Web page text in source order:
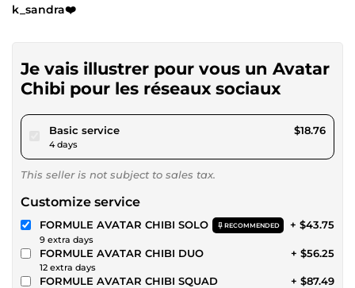
k_sandra❤️
Je vais illustrer pour vous un Avatar
Chibi pour les réseaux sociaux
Basic servicepour $17.28
4 days
$18.76
This seller is not subject to sales tax.
Customize service
FORMULE AVATAR CHIBI SOLO RECOMMENDED
9 extra days
+ $43.75
FORMULE AVATAR CHIBI DUO
12 extra days
+ $56.25
FORMULE AVATAR CHIBI SQUAD + $87.49